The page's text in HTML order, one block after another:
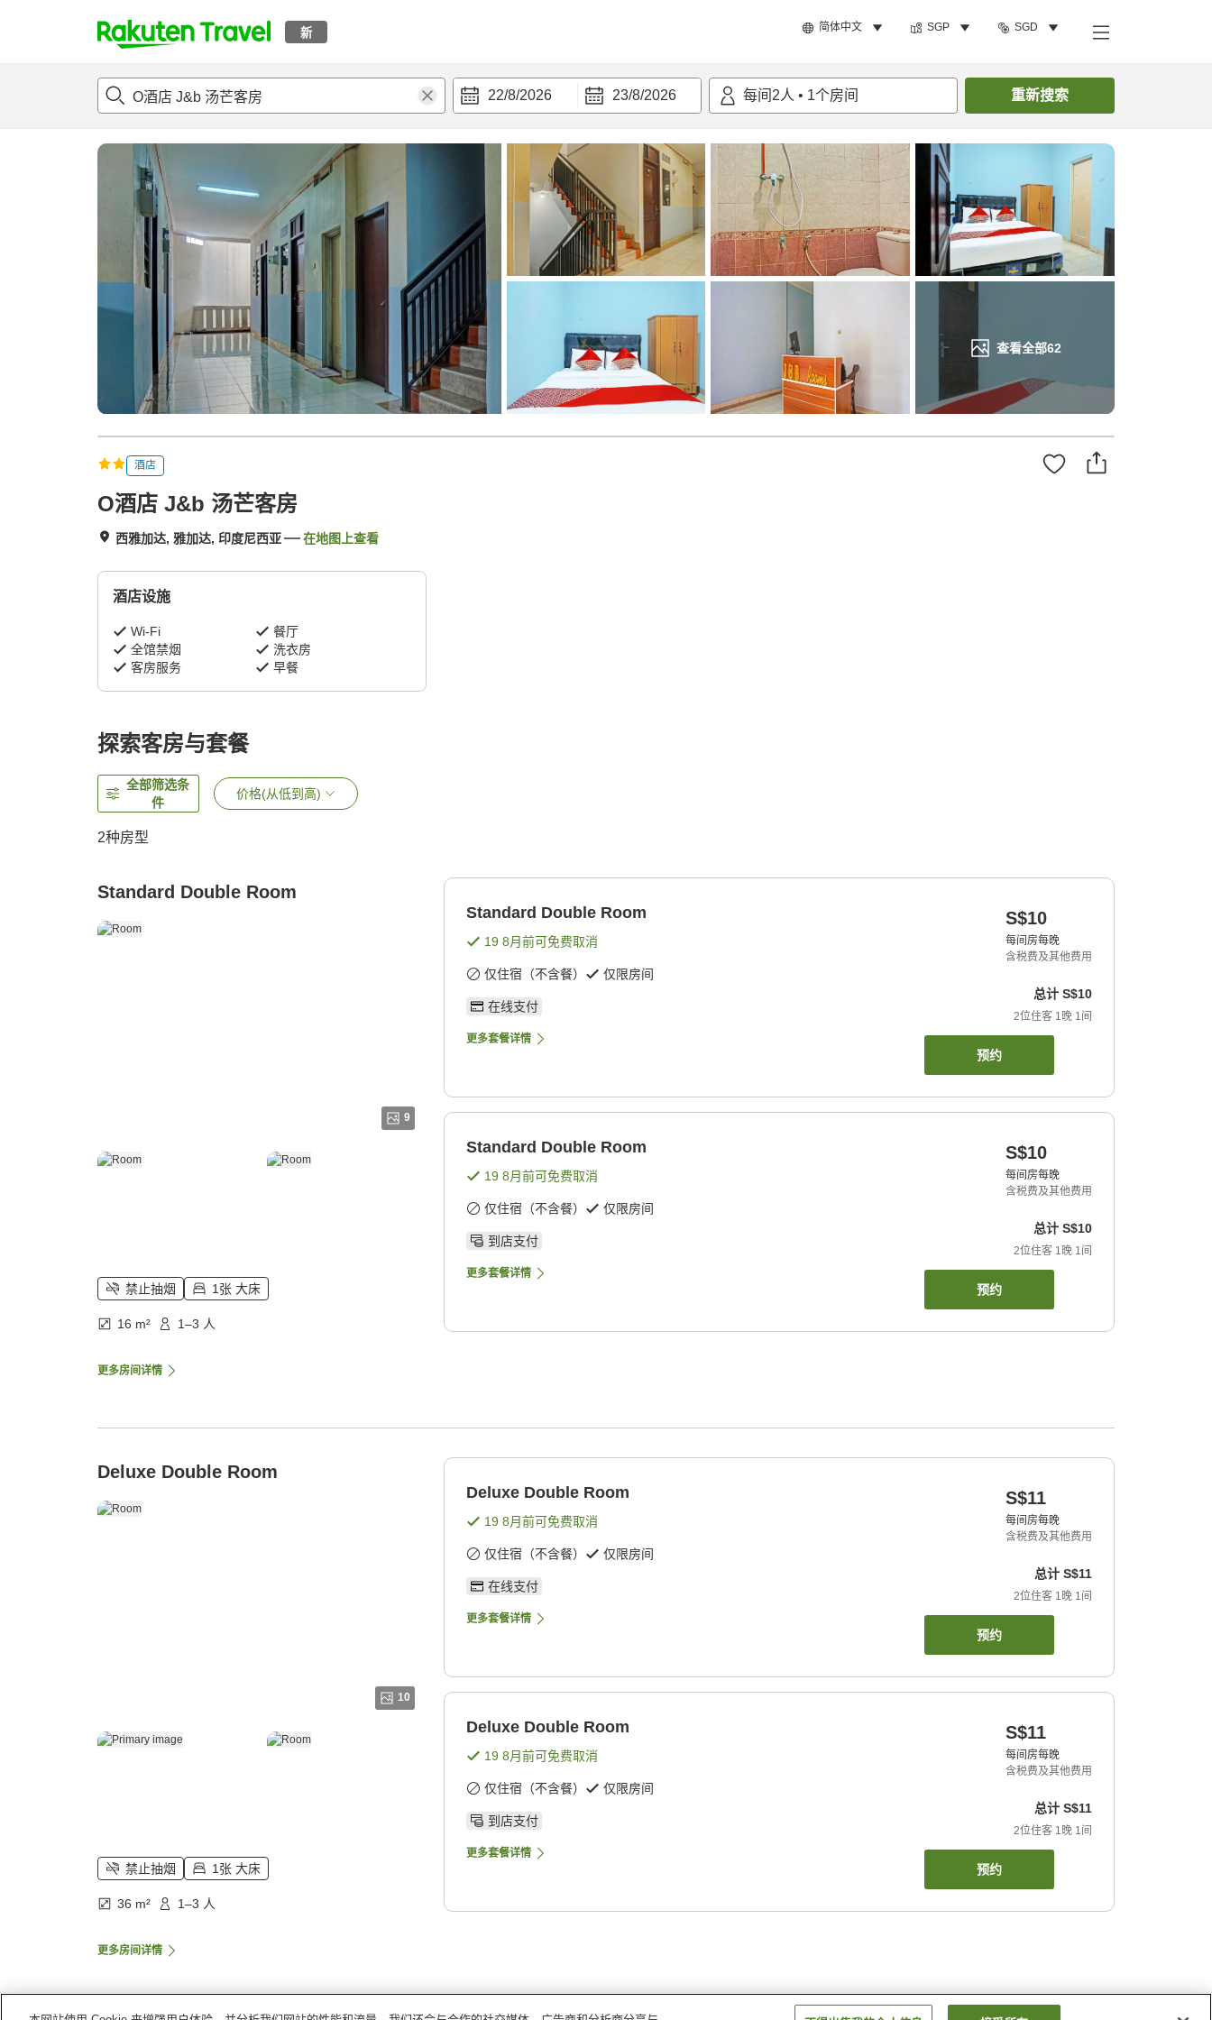
新 简体中文 SGP SGD
t
p
a
h
22/8/2026 23/8/2026 每间 2人 • 1个房间 重新搜索
查看全部62
概况 客房及住宿套餐评论设施 搜索客房
酒店
O酒店 J&b 汤芒客房
西雅加达, 雅加达, 印度尼西亚 在地图上查看
酒店设施
Wi-Fi
餐厅
全馆禁烟
洗衣房
客房服务
早餐
探索客房与套餐
全部筛选条
件
价格(从低到高)
2种房型
Standard Double Room
9
禁止抽烟 1张 大床
16 m² 1–3 人
更多房间详情
Standard Double Room
19 8月前可免费取消
仅住宿（不含餐） 仅限房间
在线支付
更多套餐详情
S$10
每间房每晚
含税费及其他费用
总计 S$10
2位住客 1晚 1间
预约
Standard Double Room
19 8月前可免费取消
仅住宿（不含餐） 仅限房间
到店支付
更多套餐详情
S$10
每间房每晚
含税费及其他费用
总计 S$10
2位住客 1晚 1间
预约
Deluxe Double Room
10
禁止抽烟 1张 大床
36 m² 1–3 人
更多房间详情
Deluxe Double Room
19 8月前可免费取消
仅住宿（不含餐） 仅限房间
在线支付
更多套餐详情
S$11
每间房每晚
含税费及其他费用
总计 S$11
2位住客 1晚 1间
预约
Deluxe Double Room
19 8月前可免费取消
仅住宿（不含餐） 仅限房间
到店支付
更多套餐详情
S$11
每间房每晚
含税费及其他费用
总计 S$11
2位住客 1晚 1间
预约